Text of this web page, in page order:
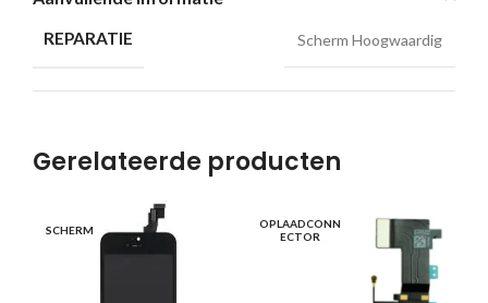
REPARATIE Scherm Hoogwaardig
Gerelateerde producten
SCHERM
OPLAADCONN
ECTOR